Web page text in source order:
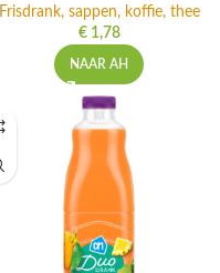
Frisdrank, sappen, koffie, thee
€1,78
NAAR AH